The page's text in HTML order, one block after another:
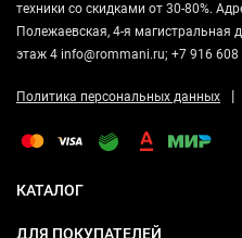
техники со скидками от 30-80%.
Полежаевская, 4-я магистральная
этаж 4 info@rommani.ru; +7 916
Политика персональных данных |
КАТАЛОГ
ДЛЯ ПОКУПАТЕЛЕЙ